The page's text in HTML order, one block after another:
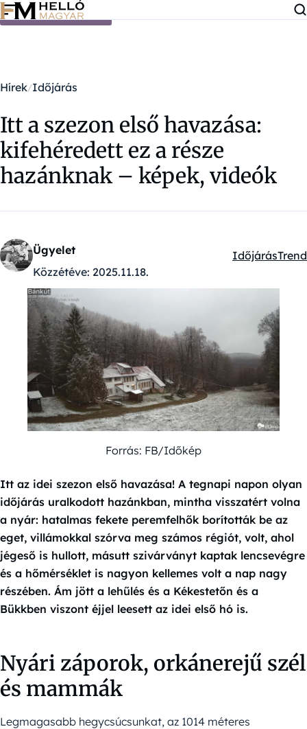
Ugrás a tartalomra
Hírek Időjárás
Itt a szezon első havazása:
kifehéredett ez a része
hazánknak – képek, videók
Ügyelet
Közzétéve: 2025.11.18.
Kategóriák:
IdőjárásTrend
Forrás: FB/Időkép
Itt az idei szezon első havazása! A tegnapi napon olyan
időjárás uralkodott hazánkban, mintha visszatért volna
a nyár: hatalmas fekete peremfelhők borították be az
eget, villámokkal szórva meg számos régiót, volt, ahol
jégeső is hullott, másutt szivárványt kaptak lencsevégre
és a hőmérséklet is nagyon kellemes volt a nap nagy
részében. Ám jött a lehűlés és a Kékestetőn és a
Bükkben viszont éjjel leesett az idei első hó is.
Nyári záporok, orkánerejű szél
és mammák
Legmagasabb hegycsúcsunkat, az 1014 méteres